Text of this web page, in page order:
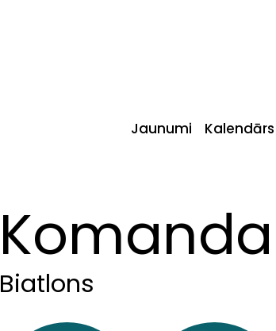
Jaunumi Kalendārs
Komanda
Biatlons